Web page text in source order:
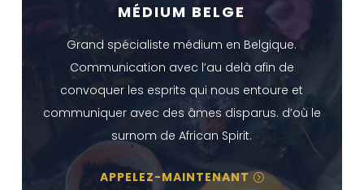
MÉDIUM BELGE
Grand spécialiste médium en Belgique.
Communication avec l’au delà afin de
convoquer les esprits qui nous entoure et
communiquer avec des âmes disparus. d’où le
surnom de African Spirit.
APPELEZ-MAINTENANT